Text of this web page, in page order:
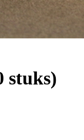
stuks)